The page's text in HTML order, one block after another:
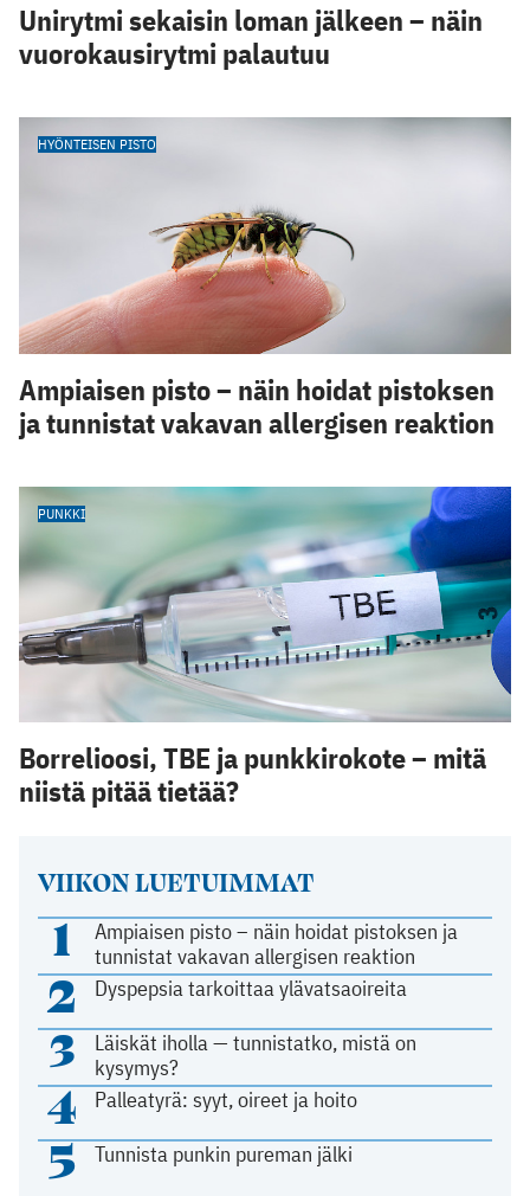
VIIKON LUETUIMMAT
1
Ampiaisen pisto – näin hoidat pistoksen ja
tunnistat vakavan allergisen reaktion
2 Dyspepsia tarkoittaa ylävatsaoireita
3
Läiskät iholla — tunnistatko, mistä on
kysymys?
4 Palleatyrä: syyt, oireet ja hoito
5 Tunnista punkin pureman jälki
Unirytmi sekaisin loman jälkeen – näin
vuorokausirytmi palautuu
HYÖNTEISEN PISTO
Ampiaisen pisto – näin hoidat pistoksen
ja tunnistat vakavan allergisen reaktion
PUNKKI
Borrelioosi, TBE ja punkkirokote – mitä
niistä pitää tietää?